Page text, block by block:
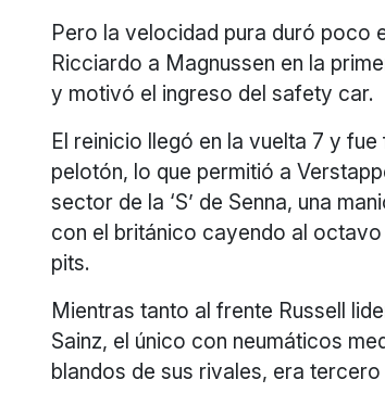
Pero la velocidad pura duró poco
Ricciardo a Magnussen en la
y motivó el ingreso del safety car.
El reinicio llegó en la vuelta 7 y
pelotón, lo que permitió a
sector de la ‘S’ de Senna, una
con el británico cayendo al
pits.
Mientras tanto al frente Russell
Sainz, el único con neumáticos
blandos de sus rivales, era